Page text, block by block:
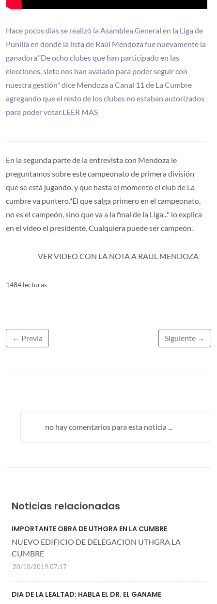
Hace pocos dias se realizó la Asamblea General en la Liga de
Punilla en donde la lista de Raúl Mendoza fue nuevamente la
ganadora."De ocho clubes que han participado en las
elecciones, siete nos han avalado para poder seguir con
nuestra gestión" dice Mendoza a Canal 11 de La Cumbre
agregando que el resto de los clubes no estaban autorizados
para poder votar.LEER MAS
En la segunda parte de la entrevista con Mendoza le
preguntamos sobre este campeonato de primera división
que se está jugando, y que hasta el momento el club de La
cumbre va puntero."El que salga primero en el campeonato,
no es el campeón, sino que va a la final de la Liga..." lo explica
en el video el presidente. Cualquiera puede ser campeón.
VER VIDEO CON LA NOTA A RAUL MENDOZA
1484 lecturas
← Previa Siguiente →
no hay comentarios para esta noticia ...
Noticias relacionadas
IMPORTANTE OBRA DE UTHGRA EN LA CUMBRE
NUEVO EDIFICIO DE DELEGACION UTHGRA LA
CUMBRE
20/10/2019 07:17
DIA DE LA LEALTAD: HABLA EL DR. EL GANAME